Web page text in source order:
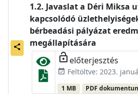
share
Javaslat a Déri Miksa
kapcsolódó
bérbeadási pályázat
megállapítására
lock_open előterjesztés
event_available Feltöltve: 2023.
1 MB PDF